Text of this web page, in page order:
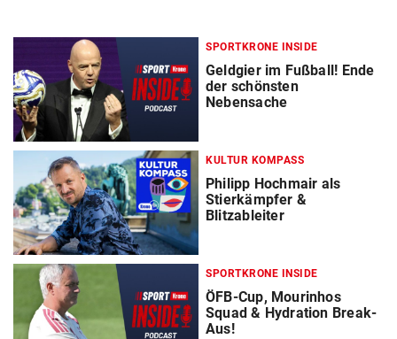
SPORTKRONE INSIDE
Geldgier im Fußball! Ende
der schönsten
Nebensache
KULTUR KOMPASS
Philipp Hochmair als
Stierkämpfer &
Blitzableiter
SPORTKRONE INSIDE
ÖFB-Cup, Mourinhos
Squad & Hydration Break-
Aus!